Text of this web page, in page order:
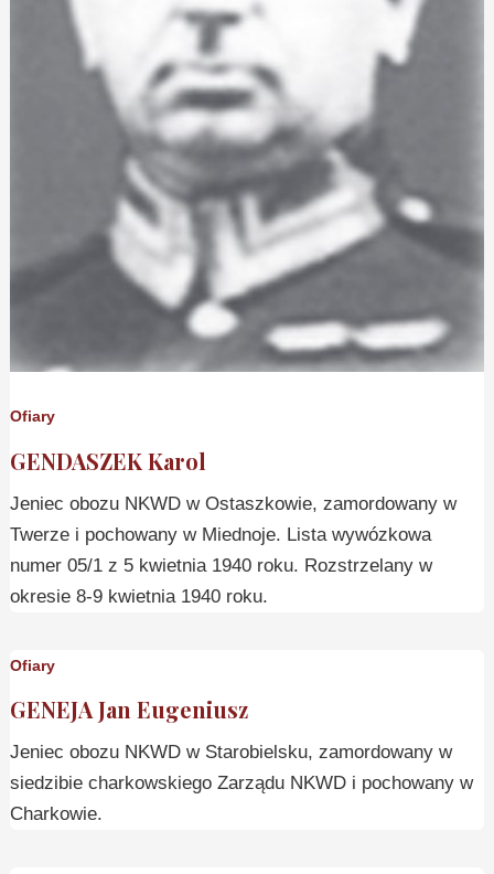
Ofiary
GENDASZEK Karol
Jeniec obozu NKWD w Ostaszkowie, zamordowany w
Twerze i pochowany w Miednoje. Lista wywózkowa
numer 05/1 z 5 kwietnia 1940 roku. Rozstrzelany w
okresie 8-9 kwietnia 1940 roku.
Ofiary
GENEJA Jan Eugeniusz
Jeniec obozu NKWD w Starobielsku, zamordowany w
siedzibie charkowskiego Zarządu NKWD i pochowany w
Charkowie.